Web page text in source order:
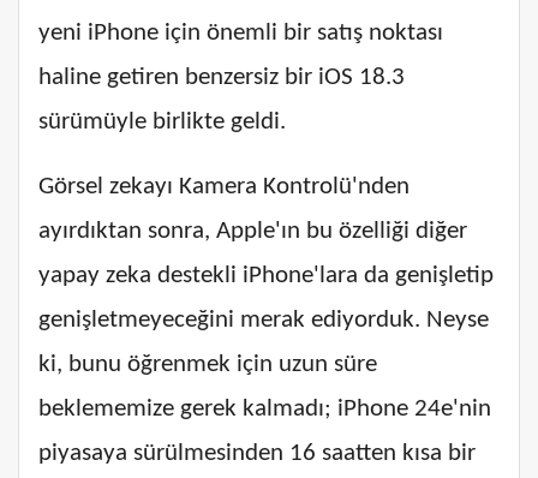
yeni iPhone için önemli bir satış noktası
haline getiren benzersiz bir iOS 18.3
sürümüyle birlikte geldi.
Görsel zekayı Kamera Kontrolü'nden
ayırdıktan sonra, Apple'ın bu özelliği diğer
yapay zeka destekli iPhone'lara da genişletip
genişletmeyeceğini merak ediyorduk. Neyse
ki, bunu öğrenmek için uzun süre
beklememize gerek kalmadı; iPhone 24e'nin
piyasaya sürülmesinden 16 saatten kısa bir